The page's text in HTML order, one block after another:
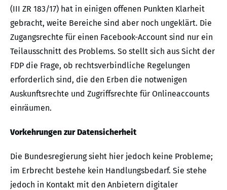
(III ZR 183/17) hat in einigen offenen Punkten Klarheit
gebracht, weite Bereiche sind aber noch ungeklärt. Die
Zugangsrechte für einen Facebook-Account sind nur ein
Teilausschnitt des Problems. So stellt sich aus Sicht der
FDP die Frage, ob rechtsverbindliche Regelungen
erforderlich sind, die den Erben die notwenigen
Auskunftsrechte und Zugriffsrechte für Onlineaccounts
einräumen.
Vorkehrungen zur Datensicherheit
Die Bundesregierung sieht hier jedoch keine Probleme;
im Erbrecht bestehe kein Handlungsbedarf. Sie stehe
jedoch in Kontakt mit den Anbietern digitaler